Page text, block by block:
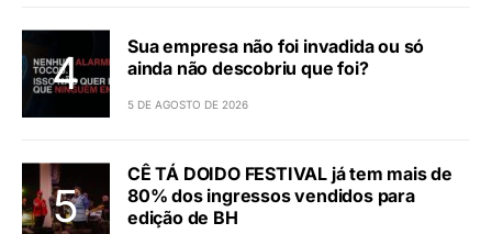
Sua empresa não foi invadida ou só
ainda não descobriu que foi?
5 DE AGOSTO DE 2026
CÊ TÁ DOIDO FESTIVAL já tem mais de
80% dos ingressos vendidos para
edição de BH